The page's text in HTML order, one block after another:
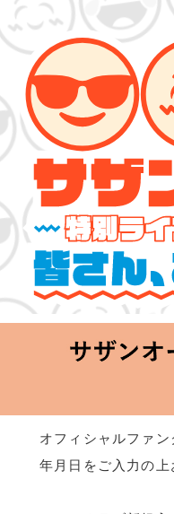
サザンオールスターズ
「Keep Smilin’～皆さん
2020.06.25 Thu 20:00
オフィシャルファン
年月日をご入力の上